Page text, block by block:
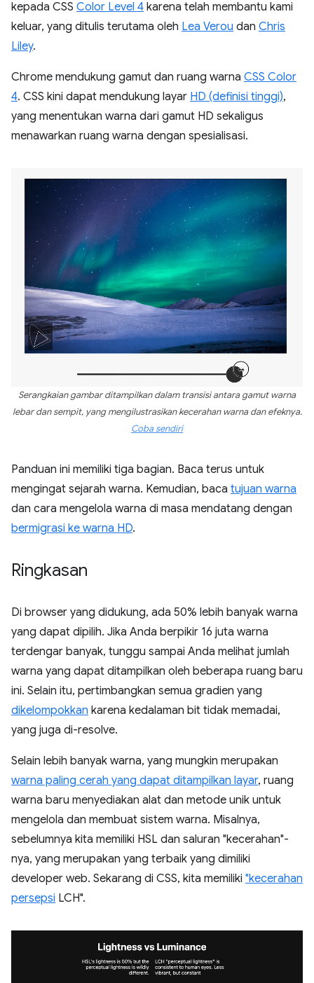
kepada CSS Color Level 4 karena telah membantu kami
keluar, yang ditulis terutama oleh Lea Verou dan Chris
Liley.
Chrome mendukung gamut dan ruang warna CSS Color
4. CSS kini dapat mendukung layar HD (definisi tinggi),
yang menentukan warna dari gamut HD sekaligus
menawarkan ruang warna dengan spesialisasi.
Serangkaian gambar ditampilkan dalam transisi antara gamut warna
lebar dan sempit, yang mengilustrasikan kecerahan warna dan efeknya.
Coba sendiri
Panduan ini memiliki tiga bagian. Baca terus untuk
mengingat sejarah warna. Kemudian, baca tujuan warna
dan cara mengelola warna di masa mendatang dengan
bermigrasi ke warna HD.
Ringkasan
Di browser yang didukung, ada 50% lebih banyak warna
yang dapat dipilih. Jika Anda berpikir 16 juta warna
terdengar banyak, tunggu sampai Anda melihat jumlah
warna yang dapat ditampilkan oleh beberapa ruang baru
ini. Selain itu, pertimbangkan semua gradien yang
dikelompokkan karena kedalaman bit tidak memadai,
yang juga di-resolve.
Selain lebih banyak warna, yang mungkin merupakan
warna paling cerah yang dapat ditampilkan layar, ruang
warna baru menyediakan alat dan metode unik untuk
mengelola dan membuat sistem warna. Misalnya,
sebelumnya kita memiliki HSL dan saluran "kecerahan"-
nya, yang merupakan yang terbaik yang dimiliki
developer web. Sekarang di CSS, kita memiliki "kecerahan
persepsi LCH".